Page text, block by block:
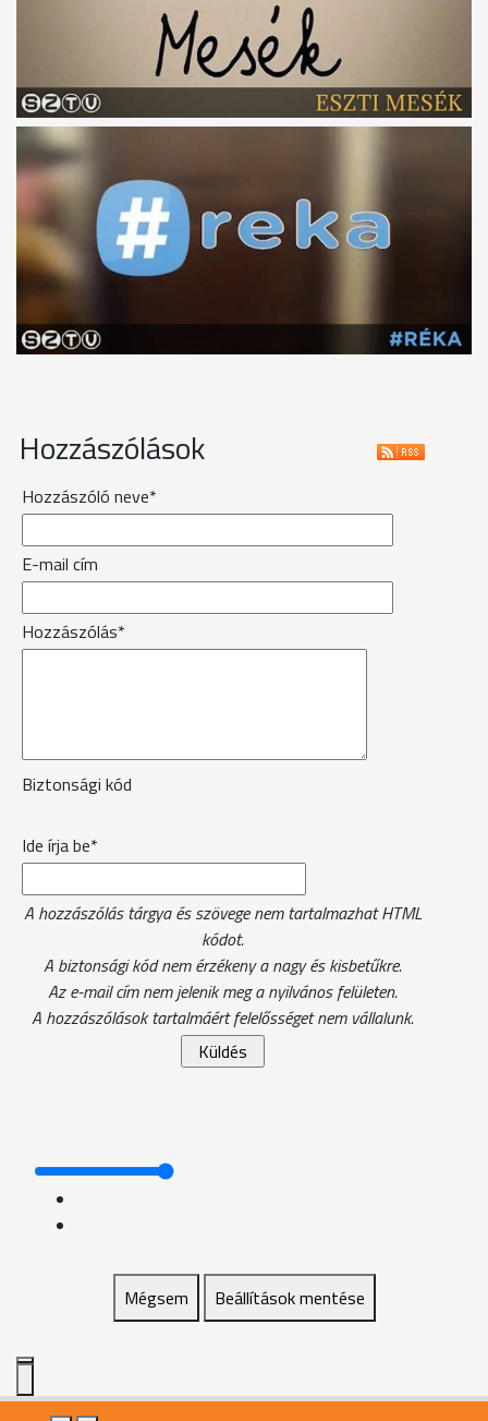
Hozzászólások
Hozzászóló neve*
E-mail cím
Hozzászólás*
Biztonsági kód
Ide írja be*
A hozzászólás tárgya és szövege nem tartalmazhat HTML
kódot.
A biztonsági kód nem érzékeny a nagy és kisbetűkre.
Az e-mail cím nem jelenik meg a nyilvános felületen.
A hozzászólások tartalmáért felelősséget nem vállalunk.
Mégsem Beállítások mentése